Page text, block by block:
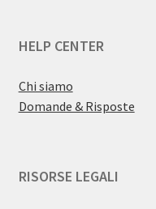
HELP CENTER
Chi siamo
Domande & Risposte
RISORSE LEGALI